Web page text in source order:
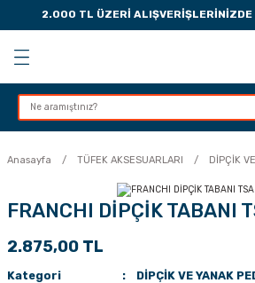
2.000 TL ÜZERİ ALIŞVERİŞLERİNİZDE
Geri Dön
Geri Dön
Geri Dön
Geri Dön
MANDALI
Anasayfa TÜFEK AKSESUARLARI DİPÇİK
FRANCHI DİPÇİK TABANI
2.875,00 TL
Kategori
DİPÇİK VE YANAK